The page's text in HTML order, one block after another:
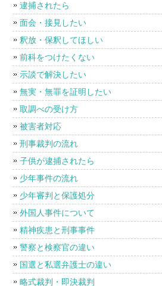
逮捕されたら
面会・接見したい
釈放・保釈してほしい
前科をつけたくない
示談で解決したい
無実・無罪を証明したい
取調べの受け方
被害者対応
刑事裁判の流れ
子供が逮捕されたら
少年事件の流れ
少年審判と保護処分
外国人事件について
精神疾患と刑事事件
警察と検察官の違い
国選と私選弁護士の違い
略式裁判・即決裁判